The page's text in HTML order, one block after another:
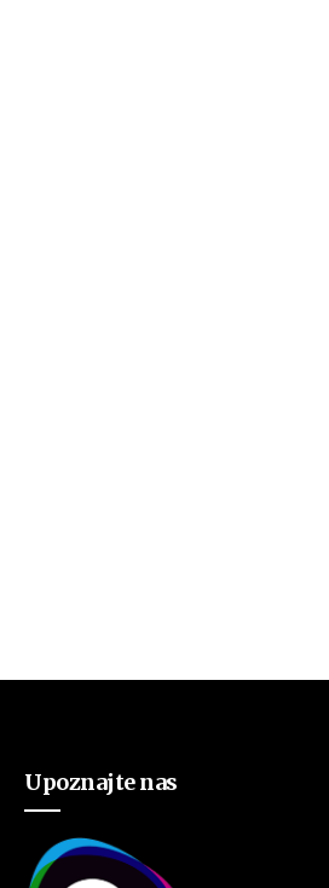
Upoznajte nas